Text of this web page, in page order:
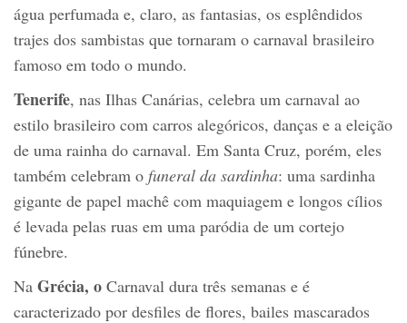
água perfumada e, claro, as fantasias, os esplêndidos
trajes dos sambistas que tornaram o carnaval brasileiro
famoso em todo o mundo.
Tenerife, nas Ilhas Canárias, celebra um carnaval ao
estilo brasileiro com carros alegóricos, danças e a eleição
de uma rainha do carnaval. Em Santa Cruz, porém, eles
também celebram o funeral da sardinha: uma sardinha
gigante de papel machê com maquiagem e longos cílios
é levada pelas ruas em uma paródia de um cortejo
fúnebre.
Na Grécia, o Carnaval dura três semanas e é
caracterizado por desfiles de flores, bailes mascarados